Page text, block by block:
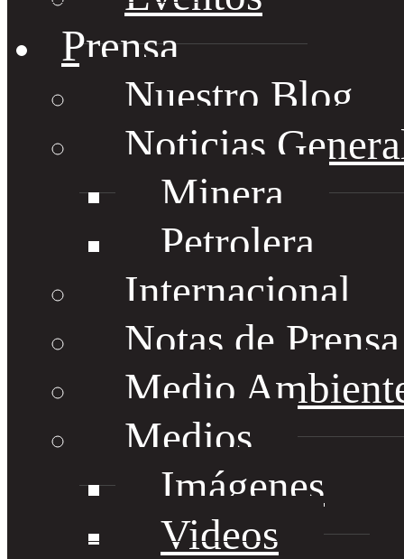
Prensa
Nuestro Blog
Noticias
Minera
Petrolera
Internacional
Notas de
Medio
Medios
Imágenes
Videos